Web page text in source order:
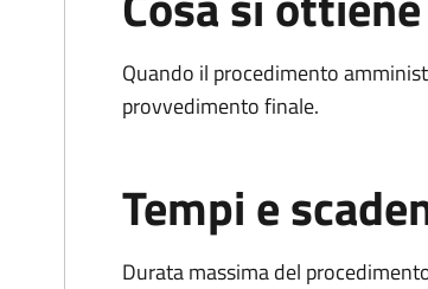
Quando il procedimento
provvedimento finale.
Tempi e
Durata massima del